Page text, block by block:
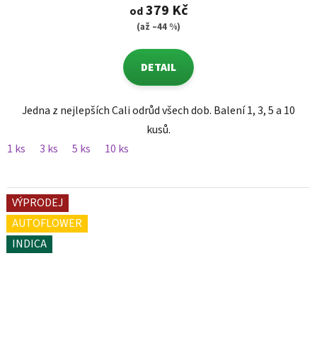
od379 Kč
(až –44 %)
DETAIL
Jedna z nejlepších Cali odrůd všech dob. Balení 1, 3, 5 a 10
kusů.
1 ks
3 ks 5 ks 10 ks
VÝPRODEJ
AUTOFLOWER
INDICA